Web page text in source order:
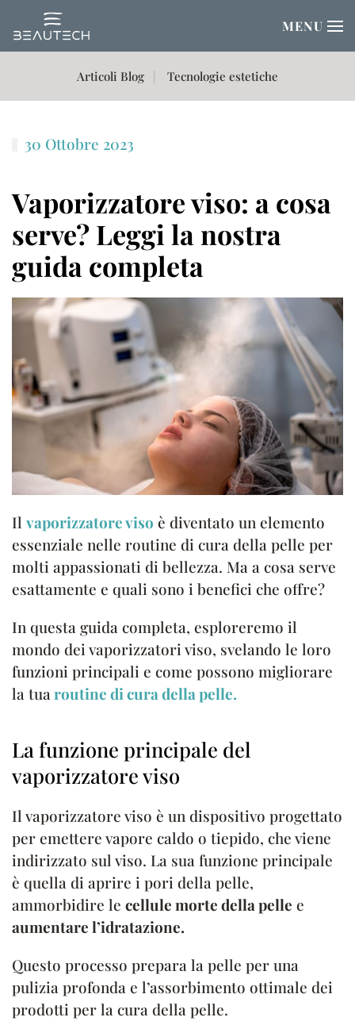
Passa al contenuto principale
MENU
Articoli Blog Tecnologie estetiche
30 Ottobre 2023
Vaporizzatore viso: a cosa
serve? Leggi la nostra
guida completa
Il vaporizzatore viso è diventato un elemento
essenziale nelle routine di cura della pelle per
molti appassionati di bellezza. Ma a cosa serve
esattamente e quali sono i benefici che offre?
In questa guida completa, esploreremo il
mondo dei vaporizzatori viso, svelando le loro
funzioni principali e come possono migliorare
la tuaroutine di cura della pelle.
La funzione principale del
vaporizzatore viso
Il vaporizzatore viso è un dispositivo progettato
per emettere vapore caldo o tiepido, che viene
indirizzato sul viso. La sua funzione principale
è quella di aprire i pori della pelle,
ammorbidire le cellule morte della pelle e
aumentare l’idratazione.
Questo processo prepara la pelle per una
pulizia profonda e l’assorbimento ottimale dei
prodotti per la cura della pelle.